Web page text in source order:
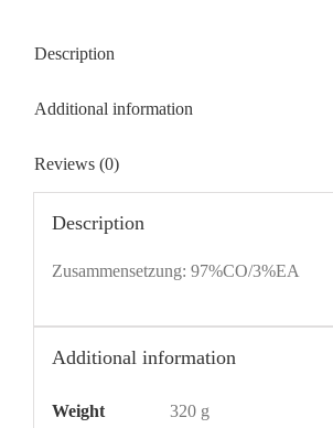
Description
Additional information
Reviews (0)
Description
Zusammensetzung: 97%CO/3%EA
Additional information
Weight 320 g